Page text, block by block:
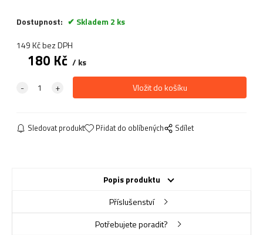
Dostupnost:
Skladem 2 ks
149Kčbez DPH
180 Kč ks
Sledovat produkt Přidat do oblíbených Sdílet
Popis produktu
Příslušenství
Potřebujete poradit?